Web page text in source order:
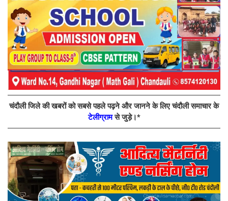
चंदौली जिले की खबरों को सबसे पहले पढ़ने और जानने के लिए चंदौली समाचार के
टेलीग्रामसे जुड़े।*